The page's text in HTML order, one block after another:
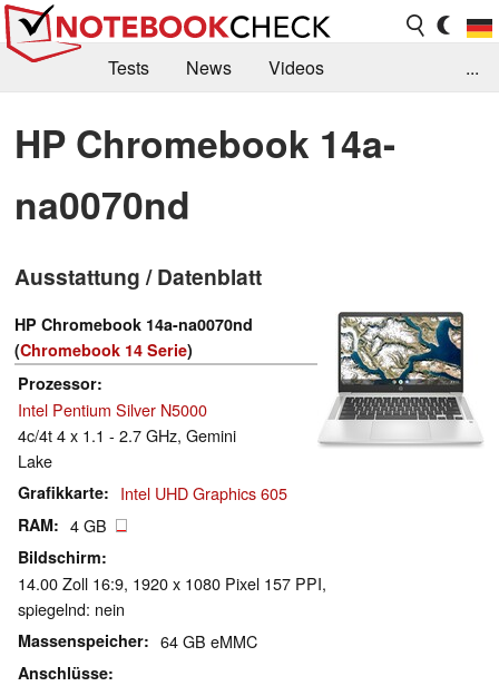
Tests News
Videos
Kaufberatung
Deals Suche
Jobs
Forum
...
HP Chromebook 14a-
na0070nd
Ausstattung / Datenblatt
HP Chromebook 14a-na0070nd
(Chromebook 14 Serie)
Prozessor
Intel Pentium Silver N5000
4c/4t 4 x 1.1 - 2.7 GHz, Gemini
Lake
Grafikkarte Intel UHD Graphics 605
RAM 4 GB
Bildschirm
14.00 Zoll 16:9, 1920 x 1080 Pixel 157 PPI,
spiegelnd: nein
Massenspeicher 64 GB eMMC
Anschlüsse